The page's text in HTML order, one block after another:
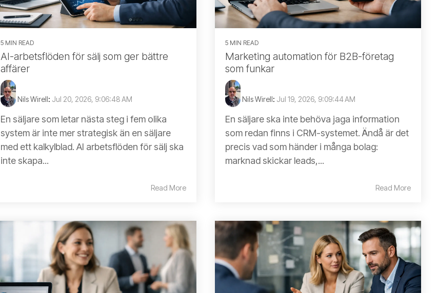
5 MIN READ
AI-arbetsflöden för sälj som ger bättre
affärer
Nils Wirell: Jul 20, 2026, 9:06:48 AM
En säljare som letar nästa steg i fem olika
system är inte mer strategisk än en säljare
med ett kalkylblad. AI arbetsflöden för sälj ska
inte skapa...
Read More
5 MIN READ
Marketing automation för B2B-företag
som funkar
Nils Wirell: Jul 19, 2026, 9:09:44 AM
En säljare ska inte behöva jaga information
som redan finns i CRM-systemet. Ändå är det
precis vad som händer i många bolag:
marknad skickar leads,...
Read More